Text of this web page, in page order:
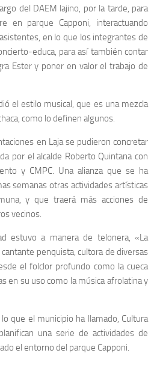
del DAEM lajino, por la tarde, para
en parque Capponi, interactuando
en lo que los integrantes de
educa, para así también contar
Ester y poner en valor el trabajo de
el estilo musical, que es una mezcla
como lo definen algunos.
en Laja se pudieron concretar
por el alcalde Roberto Quintana con
y CMPC. Una alianza que se ha
semanas otras actividades artísticas
y que traerá más acciones de
vecinos.
estuvo a manera de telonera, «La
cantante penquista, cultora de diversas
el folclor profundo como la cueca
en su uso como la música afrolatina y
que el municipio ha llamado, Cultura
una serie de actividades de
el entorno del parque Capponi.